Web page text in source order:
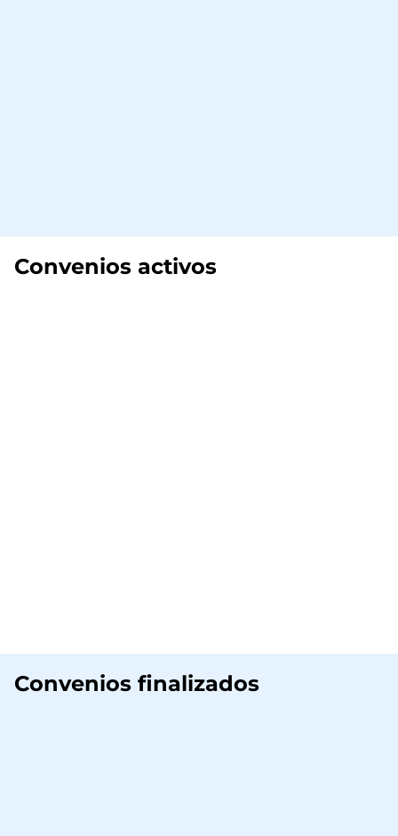
Convenios activos
Convenios finalizados